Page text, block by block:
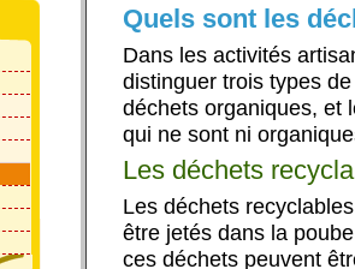
Quels sont les
Dans les activités
distinguer trois types
déchets organiques, et
qui ne sont ni
Les déchets
Les déchets
être jetés dans la
ces déchets peuvent